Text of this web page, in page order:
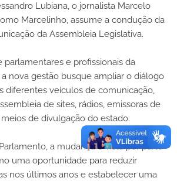
Lubiana, o jornalista Marcelo
Marcelinho, assume a condução da
da Assembleia Legislativa.
e profissionais da
nova gestão busque ampliar o diálogo
diferentes veículos de comunicação,
de sites, rádios, emissoras de
de divulgação do estado.
a mudança é vista por parte
uma oportunidade para reduzir
nos últimos anos e estabelecer uma